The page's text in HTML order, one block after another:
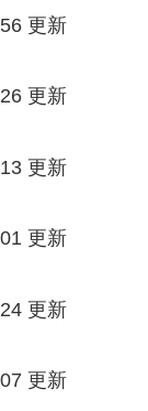
更新
更新
更新
更新
更新
更新